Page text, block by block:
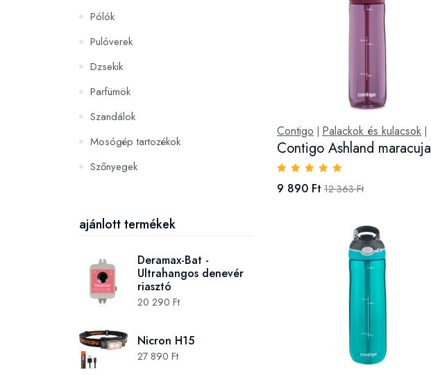
Pólók
Pulóverek
Dzsekik
Parfümök
Szandálok
Mosógép tartozékok
Szőnyegek
Szerszámok és gépek
ajánlott termékek
Deramax-Bat -
Ultrahangos denevér
riasztó
20 290 Ft
Nicron H15
27 890 Ft
Contigo Palackok és kulacsok
Contigo Ashland maracuja
9 890 Ft 12 363 Ft